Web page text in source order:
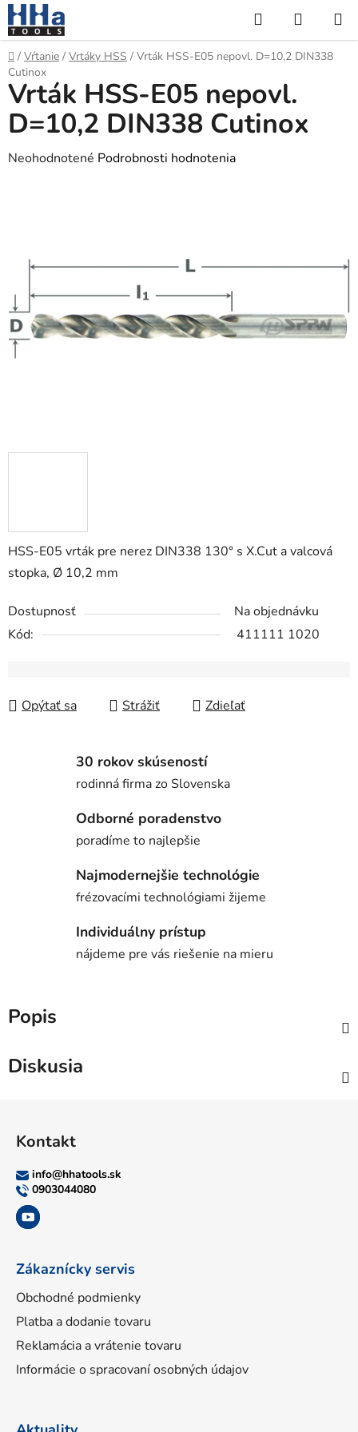
Prejsť
na
obsah
Hľadať
KOŠÍK
Domov
/ Vŕtanie / Vrtáky HSS / Vrták HSS-E05 nepovl. D=10,2 DIN338
Cutinox
HSS-E05 vrták pre nerez DIN338 130° s X.Cut a valcová
stopka, Ø 10,2 mm
Dostupnosť
Na objednávku
Kód:
411111 1020
Opýtať sa Strážiť Zdieľať
Vrták HSS-E05 nepovl.
D=10,2 DIN338 Cutinox
Priemerné
hviezdičiek.
Neohodnotené Podrobnosti hodnotenia
30 rokov skúseností
rodinná firma zo Slovenska
Odborné poradenstvo
poradíme to najlepšie
Najmodernejšie technológie
frézovacími technológiami žijeme
Individuálny prístup
nájdeme pre vás riešenie na mieru
Popis
Diskusia
Kontakt
info@hhatools.sk
0903044080
Zákaznícky servis
Obchodné podmienky
Platba a dodanie tovaru
Reklamácia a vrátenie tovaru
Informácie o spracovaní osobných údajov